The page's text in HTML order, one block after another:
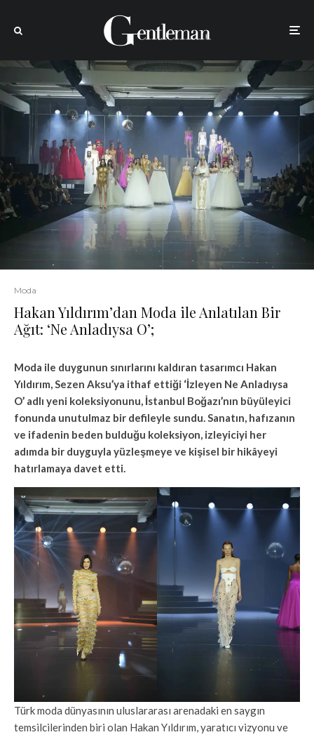
Moda
Hakan Yıldırım’dan Moda ile Anlatılan Bir
Ağıt: ‘Ne Anladıysa O’;
Moda ile duygunun sınırlarını kaldıran tasarımcı Hakan
Yıldırım, Sezen Aksu’ya ithaf ettiği ‘İzleyen Ne Anladıysa
O’ adlı yeni koleksiyonunu, İstanbul Boğazı’nın büyüleyici
fonunda unutulmaz bir defileyle sundu. Sanatın, hafızanın
ve ifadenin beden bulduğu koleksiyon, izleyiciyi her
adımda bir duyguyla yüzleşmeye ve kişisel bir hikâyeyi
hatırlamaya davet etti.
Türk moda dünyasının uluslararası arenadaki en saygın
temsilcilerinden biri olan Hakan Yıldırım, yaratıcı vizyonu ve